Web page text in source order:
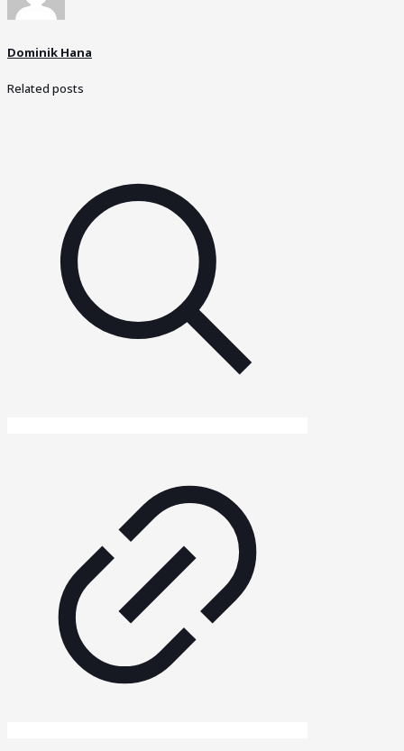
Dominik Hana
Related posts